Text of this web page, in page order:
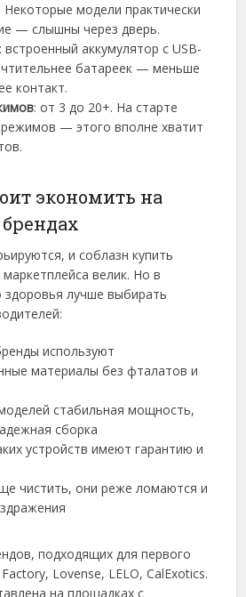
модели практически
— слышны через дверь.
: встроенный аккумулятор с USB-
батареек — меньше
контакт.
: от 3 до 20+. На старте
— этого вполне хватит
экономить на
и соблазн купить
велик. Но в
здоровья лучше выбирать
используют
материалы без фталатов и
стабильная мощность,
сборка
устройств имеют гарантию и
чистить, они реже ломаются и
подходящих для первого
Lovense, LELO, CalExotics.
на площадках с